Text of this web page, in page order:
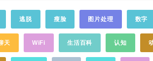
健康养生、宝贝听故事……总有一款
》等自制栏目邀请你与明星实时连麦
《相对论》一同发起话题讨论！【相
交流】赚取现金：参与红包相对论
逃脱 瘦脸 图片处理 数字
天 WiFi 生活百科 认知